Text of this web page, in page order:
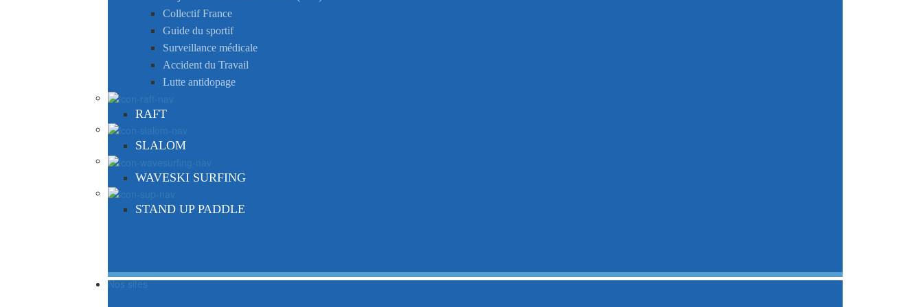
Collectif France
Guide du sportif
Surveillance médicale
Accident du Travail
Lutte antidopage
RAFT
SLALOM
WAVESKI SURFING
STAND UP PADDLE
Nos sites